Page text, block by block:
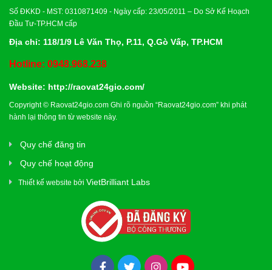
Số ĐKKD - MST: 0310871409 - Ngày cấp: 23/05/2011 – Do Sở Kế Hoạch
Đầu Tư-TP.HCM cấp
Địa chỉ: 118/1/9 Lê Văn Thọ, P.11, Q.Gò Vấp, TP.HCM
Hotline: 0948.968.238
Website: http://raovat24gio.com/
Copyright © Raovat24gio.com Ghi rõ nguồn “Raovat24gio.com” khi phát
hành lại thông tin từ website này.
Quy chế đăng tin
Quy chế hoạt động
Thiết kế website bởi VietBrilliant Labs